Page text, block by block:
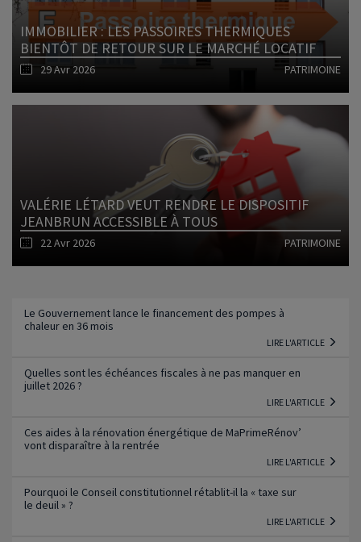
IMMOBILIER : LES PASSOIRES THERMIQUES
BIENTÔT DE RETOUR SUR LE MARCHÉ LOCATIF
29 Avr 2026 PATRIMOINE
Lire l'article
VALÉRIE LÉTARD VEUT RENDRE LE DISPOSITIF
JEANBRUN ACCESSIBLE À TOUS
22 Avr 2026 PATRIMOINE
Le Gouvernement lance le financement des pompes à
chaleur en 36 mois
LIRE L'ARTICLE
Quelles sont les échéances fiscales à ne pas manquer en
juillet 2026 ?
LIRE L'ARTICLE
Ces aides à la rénovation énergétique de MaPrimeRénov’
vont disparaître à la rentrée
LIRE L'ARTICLE
Pourquoi le Conseil constitutionnel rétablit-il la « taxe sur
le deuil » ?
LIRE L'ARTICLE